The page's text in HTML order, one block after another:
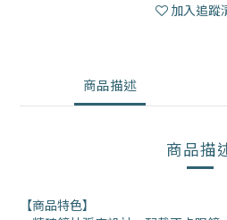
加入追蹤
商品描述
商品描
【商品特色】